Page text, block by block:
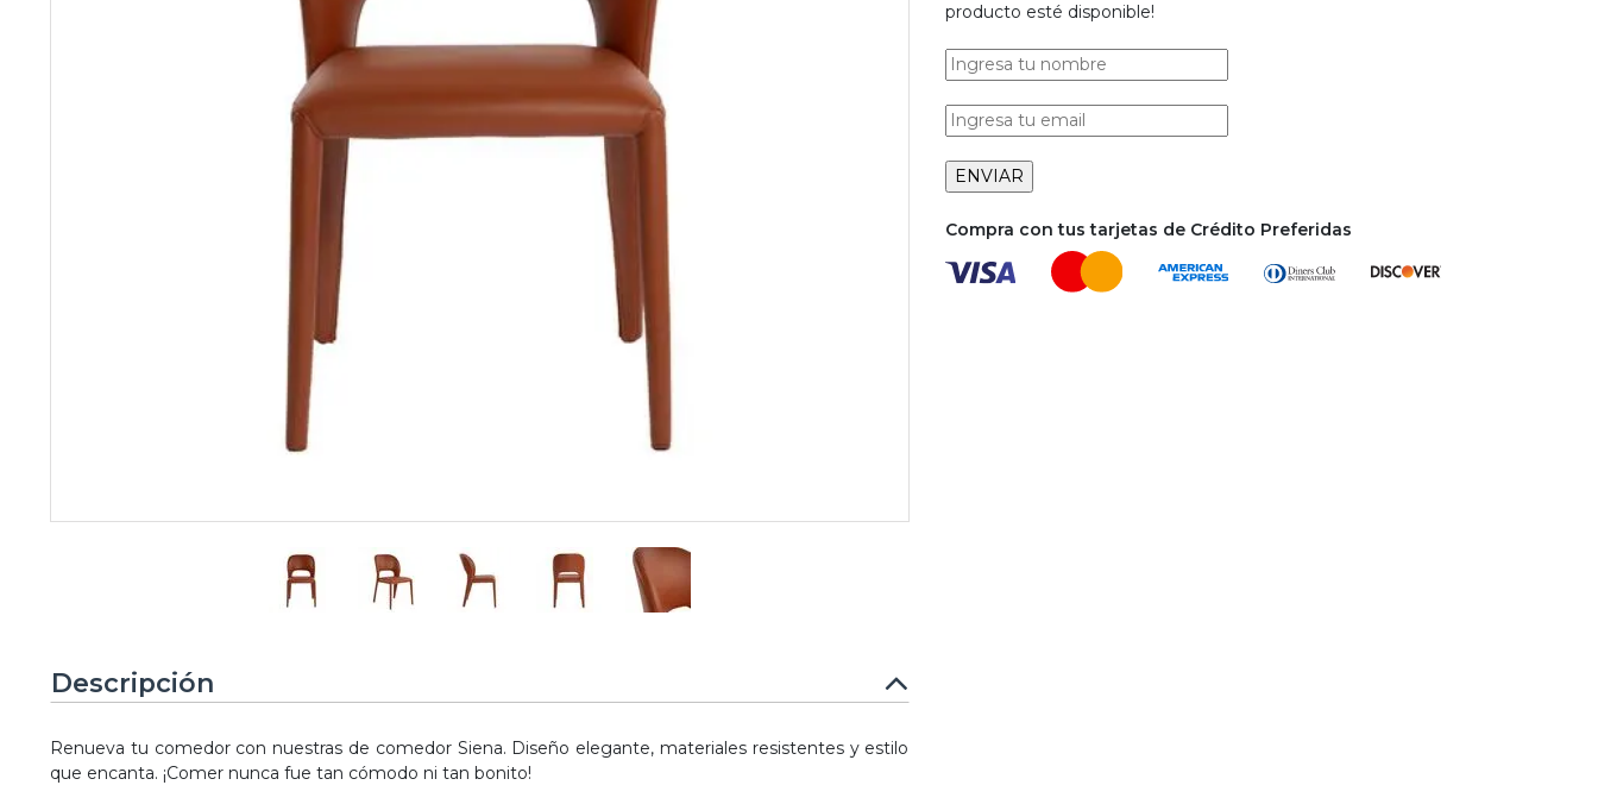
producto esté disponible!
Compra con tus tarjetas de Crédito Preferidas
Descripción
Renueva tu comedor con nuestras de comedor Siena. Diseño elegante, materiales resistentes y estilo
que encanta. ¡Comer nunca fue tan cómodo ni tan bonito!